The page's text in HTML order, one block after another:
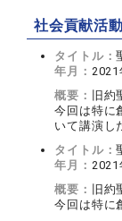
社会貢献活動
タイトル：
年月： 2021
概要：
旧
今回は特に
いて講演し
タイトル：
年月： 2021
概要：
旧
今回は特に